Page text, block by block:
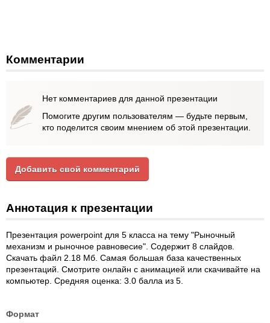
Комментарии
Нет комментариев для данной презентации
Помогите другим пользователям — будьте первым,
кто поделится своим мнением об этой презентации.
Добавить свой комментарий
Аннотация к презентации
Презентация powerpoint для 5 класса на тему "Рыночный
механизм и рыночное равновесие". Содержит 8 слайдов.
Скачать файл 2.18 Мб. Самая большая база качественных
презентаций. Смотрите онлайн с анимацией или скачивайте на
компьютер. Средняя оценка: 3.0 балла из 5.
Формат